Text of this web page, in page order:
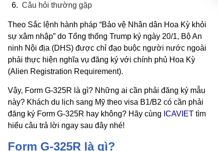
Câu hỏi thường gặp
Theo Sắc lệnh hành pháp “Bảo vệ Nhân dân Hoa Kỳ khỏi
sự xâm nhập” do Tổng thống Trump ký ngày 20/1, Bộ An
ninh Nội địa (DHS) được chỉ đạo buộc người nước ngoài
phải thực hiện nghĩa vụ đăng ký với chính phủ Hoa Kỳ
(Alien Registration Requirement).
Vậy, Form G-325R là gì? Những ai cần phải đăng ký mẫu
này? Khách du lịch sang Mỹ theo visa B1/B2 có cần phải
đăng ký Form G-325R hay không? Hãy cùng ICAVIET tìm
hiểu câu trả lời ngay sau đây nhé!
Form G-325R là gì?